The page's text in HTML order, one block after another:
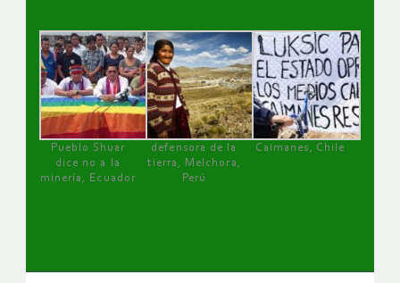
Pueblo Shuar
dice no a la
minería, Ecuador
defensora de la
tierra, Melchora,
Perú
Caimanes, Chile